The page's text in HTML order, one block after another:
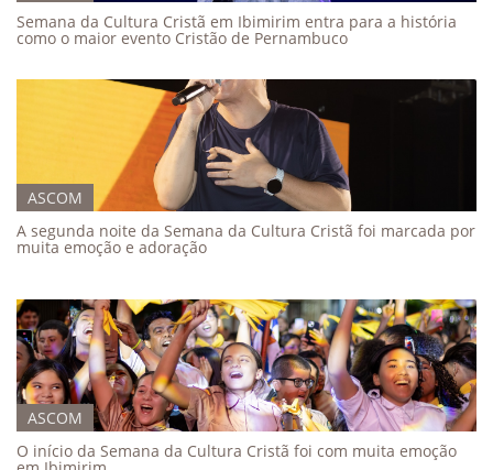
Semana da Cultura Cristã em Ibimirim entra para a história
como o maior evento Cristão de Pernambuco
ASCOM
A segunda noite da Semana da Cultura Cristã foi marcada por
muita emoção e adoração
ASCOM
O início da Semana da Cultura Cristã foi com muita emoção